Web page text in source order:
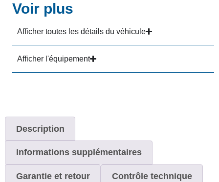
Voir plus
Afficher toutes les détails du véhicule
Afficher l'équipement
Description
Informations supplémentaires
Garantie et retour Contrôle technique